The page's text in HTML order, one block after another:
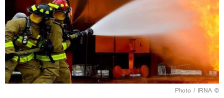
© Photo /
IRNA